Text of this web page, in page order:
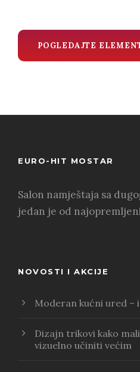
POGLEDAJTE
EURO-HIT MOSTAR
Salon namještaja sa
jedan je od
NOVOSTI I AKCIJE
Moderan kućni ured –
Dizajn trikovi kako
vizuelno učiniti većim